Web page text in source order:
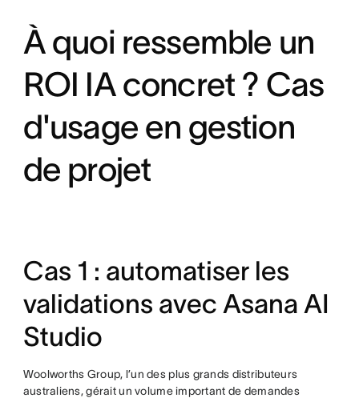
À quoi ressemble un
ROI IA concret ? Cas
d'usage en gestion
de projet
Cas 1 : automatiser les
validations avec Asana AI
Studio
Woolworths Group, l’un des plus grands distributeurs
australiens, gérait un volume important de demandes